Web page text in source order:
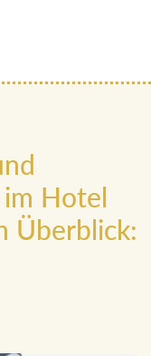
Hotel
Überblick: